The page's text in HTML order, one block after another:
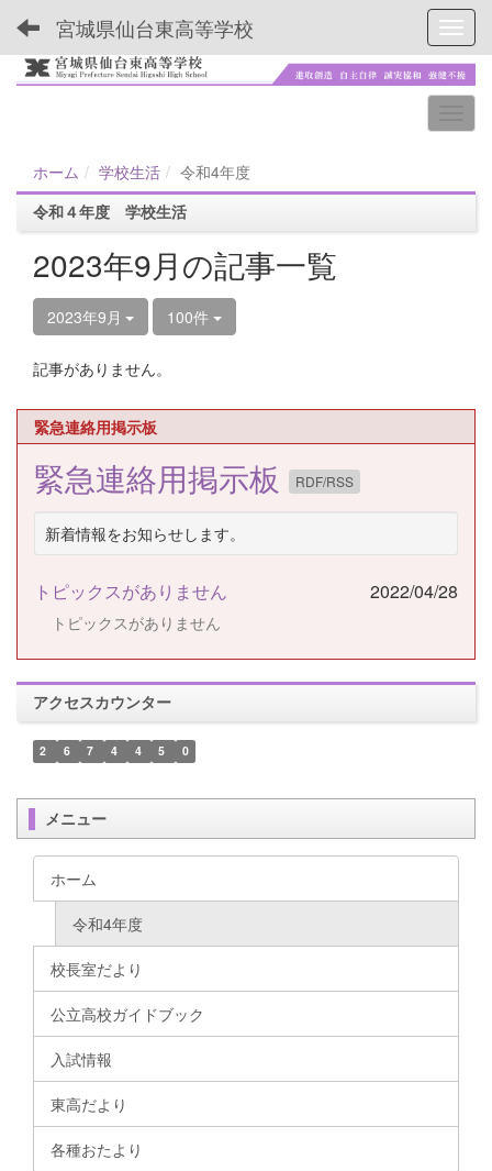
宮城県仙台東高等学校
ホーム 学校生活
令和4年度
令和４年度 学校生活
2023年9月の記事一覧
2023年9月 100件
記事がありません。
緊急連絡用掲示板
緊急連絡用掲示板 RDF/RSS
新着情報をお知らせします。
トピックスがありません 2022/04/28
トピックスがありません
アクセスカウンター
2 6 7 4 4 5 0
メニュー
ホーム
令和4年度
校長室だより
公立高校ガイドブック
入試情報
東高だより
各種おたより